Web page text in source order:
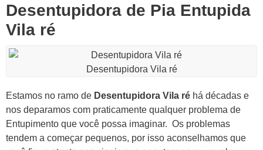
Desentupidora de Pia Entupida
Vila ré
Desentupidora Vila ré
Estamos no ramo de Desentupidora Vila ré há décadas e
nos deparamos com praticamente qualquer problema de
Entupimento que você possa imaginar. Os problemas
tendem a começar pequenos, por isso aconselhamos que